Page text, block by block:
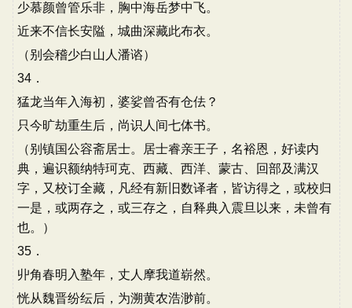
少慕颜曾管乐非，胸中海岳梦中飞。
近来不信长安隘，城曲深藏此布衣。
（别会稽少白山人潘谘）
34．
猛龙当年入海初，婆娑曾否有仓佉？
只今旷劫重生后，尚识人间七体书。
（别镇国公容斋居士。居士睿亲王子，名裕恩，好读内
典，遍识额纳特珂克、西藏、西洋、蒙古、回部及满汉
字，又校订全藏，凡经有新旧数译者，皆访得之，或校归
一是，或两存之，或三存之，自释典入震旦以来，未曾有
也。）
35．
丱角春明入塾年，丈人摩我道崭然。
恍从魏晋纷纭后，为溯黄农浩渺前。